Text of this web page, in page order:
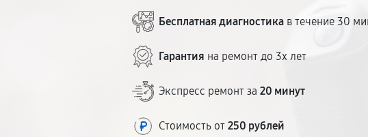
Бесплатная диагностика в течение 30
Гарантия на ремонт до 3х лет
Экспресс ремонт за20 минут
Стоимость от250 рублей